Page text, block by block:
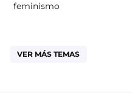
feminismo
VER MÁS TEMAS